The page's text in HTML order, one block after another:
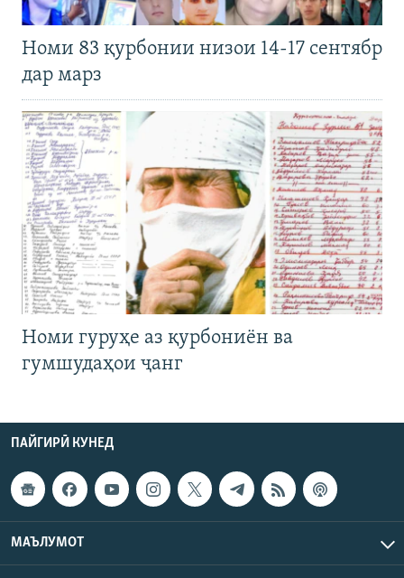
Номи 83 қурбонии низои 14-17 сентябр
дар марз
Номи гуруҳе аз қурбониён ва
гумшудаҳои ҷанг
ПАЙГИРӢ КУНЕД
МАЪЛУМОТ